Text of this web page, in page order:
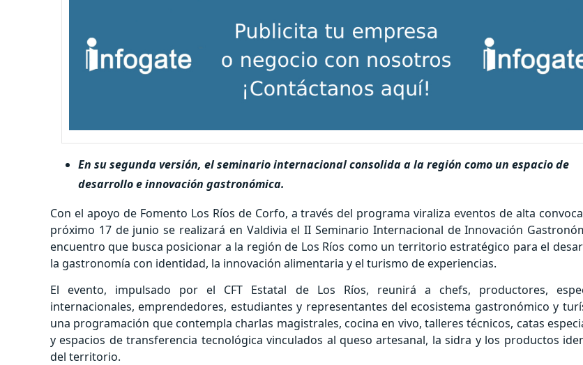
En su segunda versión, el seminario internacional consolida a la región como un espacio de
desarrollo e innovación gastronómica.
Con el apoyo de Fomento Los Ríos de Corfo, a través del programa viraliza eventos de alta
próximo 17 de junio se realizará en Valdivia el II Seminario Internacional de Innovación
encuentro que busca posicionar a la región de Los Ríos como un territorio estratégico para el
la gastronomía con identidad, la innovación alimentaria y el turismo de experiencias.
El evento, impulsado por el CFT Estatal de Los Ríos, reunirá a chefs, productores,
internacionales, emprendedores, estudiantes y representantes del ecosistema gastronómico y
una programación que contempla charlas magistrales, cocina en vivo, talleres técnicos, catas
y espacios de transferencia tecnológica vinculados al queso artesanal, la sidra y los productos
del territorio.